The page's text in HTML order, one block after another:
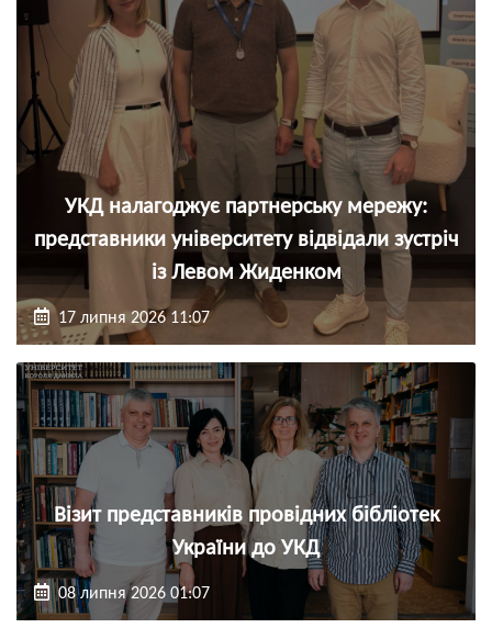
УКД налагоджує партнерську мережу:
представники університету відвідали зустріч
із Левом Жиденком
17 липня 2026 11:07
Візит представників провідних бібліотек
України до УКД
08 липня 2026 01:07